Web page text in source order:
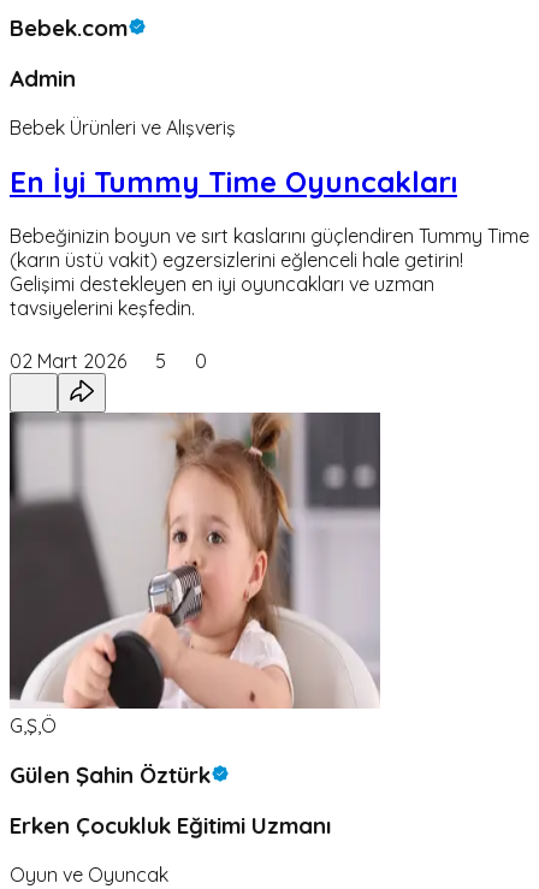
Bebek.com
Admin
Bebek Ürünleri ve Alışveriş
En İyi Tummy Time Oyuncakları
Bebeğinizin boyun ve sırt kaslarını güçlendiren Tummy Time
(karın üstü vakit) egzersizlerini eğlenceli hale getirin!
Gelişimi destekleyen en iyi oyuncakları ve uzman
tavsiyelerini keşfedin.
02 Mart 2026 5 0
G,Ş,Ö
Gülen Şahin Öztürk
Erken Çocukluk Eğitimi Uzmanı
Oyun ve Oyuncak